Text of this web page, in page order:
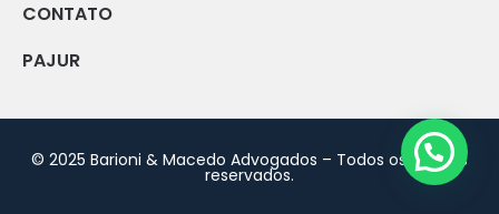
CONTATO
PAJUR
© 2025 Barioni & Macedo Advogados – Todos os direitos
reservados.